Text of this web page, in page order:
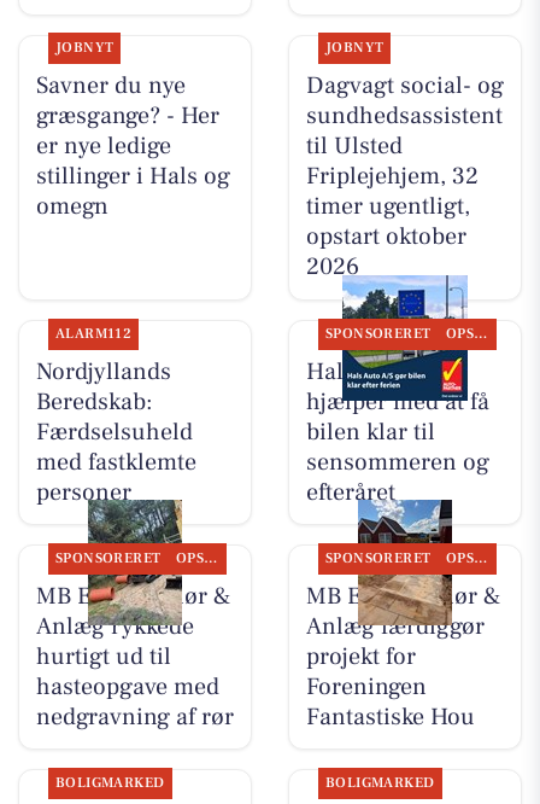
JOBNYT
Savner du nye
græsgange? - Her
er nye ledige
stillinger i Hals og
omegn
JOBNYT
Dagvagt social- og
sundhedsassistent
til Ulsted
Friplejehjem, 32
timer ugentligt,
opstart oktober
2026
ALARM112
Nordjyllands
Beredskab:
Færdselsuheld
med fastklemte
personer
SPONSORERET OPSLAGSTAVLEN
Hals Auto A/S
hjælper med at få
bilen klar til
sensommeren og
efteråret
SPONSORERET OPSLAGSTAVLEN
MB Entreprenør &
Anlæg rykkede
hurtigt ud til
hasteopgave med
nedgravning af rør
SPONSORERET OPSLAGSTAVLEN
MB Entreprenør &
Anlæg færdiggør
projekt for
Foreningen
Fantastiske Hou
BOLIGMARKED BOLIGMARKED